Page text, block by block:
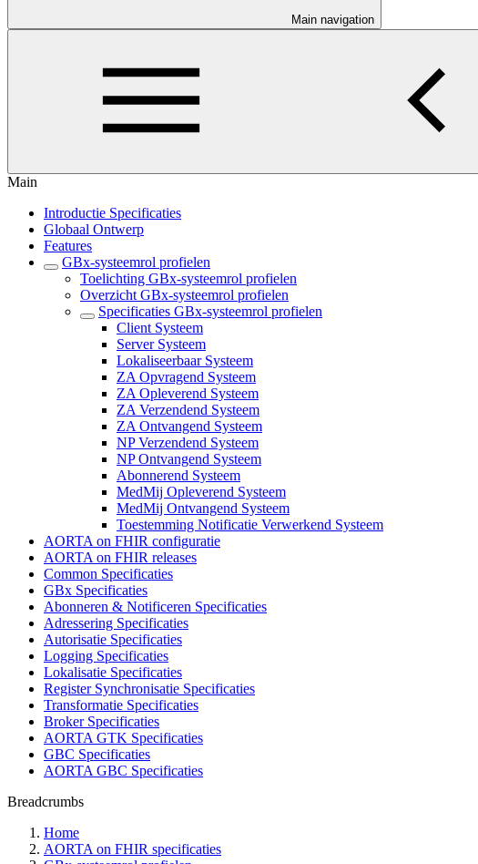
Main navigation
Main
Introductie Specificaties
Globaal Ontwerp
Features
GBx-systeemrol profielen
Toelichting GBx-systeemrol profielen
Overzicht GBx-systeemrol profielen
Specificaties GBx-systeemrol profielen
Client Systeem
Server Systeem
Lokaliseerbaar Systeem
ZA Opvragend Systeem
ZA Opleverend Systeem
ZA Verzendend Systeem
ZA Ontvangend Systeem
NP Verzendend Systeem
NP Ontvangend Systeem
Abonnerend Systeem
MedMij Opleverend Systeem
MedMij Ontvangend Systeem
Toestemming Notificatie Verwerkend Systeem
AORTA on FHIR configuratie
AORTA on FHIR releases
Common Specificaties
GBx Specificaties
Abonneren & Notificeren Specificaties
Adressering Specificaties
Autorisatie Specificaties
Logging Specificaties
Lokalisatie Specificaties
Register Synchronisatie Specificaties
Transformatie Specificaties
Broker Specificaties
AORTA GTK Specificaties
GBC Specificaties
AORTA GBC Specificaties
Breadcrumbs
Home
AORTA on FHIR specificaties